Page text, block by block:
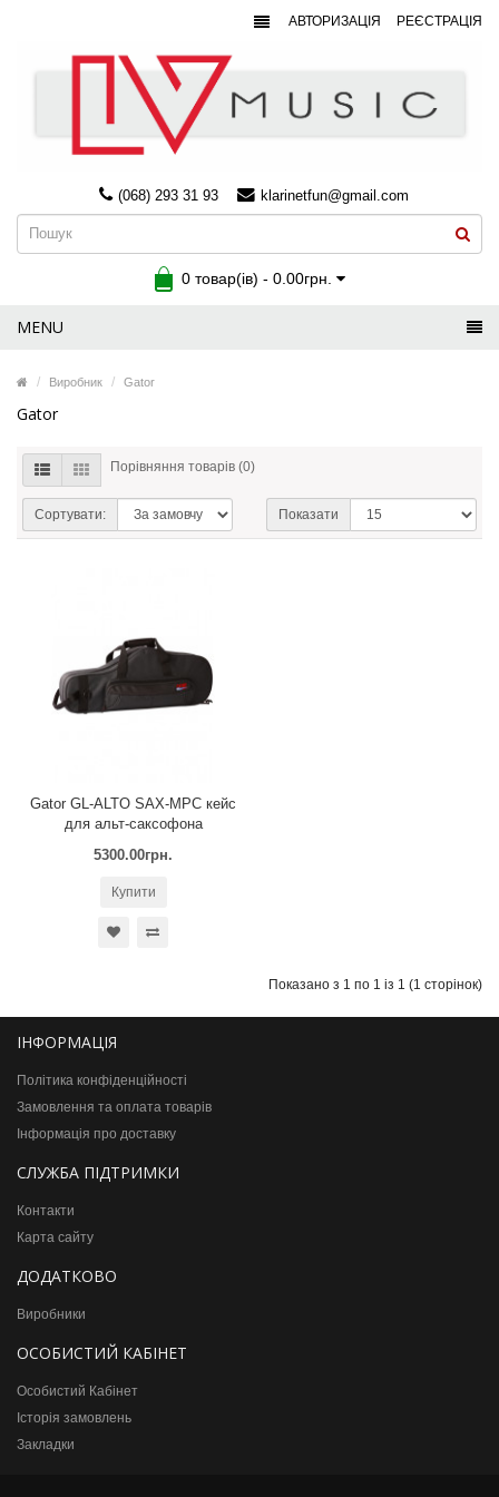
АВТОРИЗАЦІЯ РЕЄСТРАЦІЯ
(068) 293 31 93 klarinetfun@gmail.com
0 товар(ів) - 0.00грн.
MENU
Виробник Gator
Gator
Порівняння товарів (0)
Сортувати: Показати
Gator GL-ALTO SAX-MPC кейс
для альт-саксофона
5300.00грн.
Купити
Показано з 1 по 1 із 1 (1 сторінок)
ІНФОРМАЦІЯ
Політика конфіденційності
Замовлення та оплата товарів
Інформація про доставку
СЛУЖБА ПІДТРИМКИ
Контакти
Карта сайту
ДОДАТКОВО
Виробники
ОСОБИСТИЙ КАБІНЕТ
Особистий Кабінет
Історія замовлень
Закладки